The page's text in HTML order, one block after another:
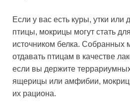
Если у вас есть куры, утки или
птицы, мокрицы могут стать
источником белка. Собранных
отдавать птицам в качестве
если вы держите
ящерицы или амфибии,
их рациона.